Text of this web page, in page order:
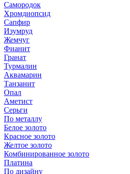
Самородок
Хромдиопсид
Сапфир
Изумруд
Жемчуг
Фианит
Гранат
Турмалин
Аквамарин
Танзанит
Опал
Аметист
Серьги
По металлу
Белое золото
Красное золото
Желтое золото
Комбинированное золото
Платина
По дизайну